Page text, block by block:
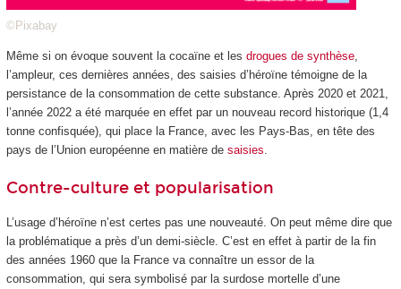
©Pixabay
Même si on évoque souvent la cocaïne et les drogues de synthèse,
l’ampleur, ces dernières années, des saisies d’héroïne témoigne de la
persistance de la consommation de cette substance. Après 2020 et 2021,
l’année 2022 a été marquée en effet par un nouveau record historique (1,4
tonne confisquée), qui place la France, avec les Pays-Bas, en tête des
pays de l’Union européenne en matière de saisies
Contre-culture et popularisation
L’usage d’héroïne n’est certes pas une nouveauté. On peut même dire que
la problématique a près d’un demi-siècle. C’est en effet à partir de la fin
des années 1960 que la France va connaître un essor de la
consommation, qui sera symbolisé par la surdose mortelle d’une